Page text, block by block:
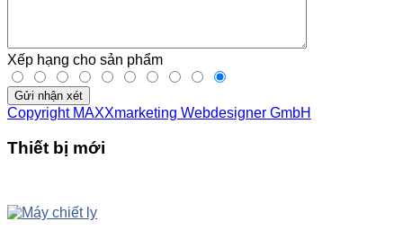
Xếp hạng cho sản phẩm
Gửi nhận xét
Copyright MAXXmarketing Webdesigner GmbH
Thiết bị mới